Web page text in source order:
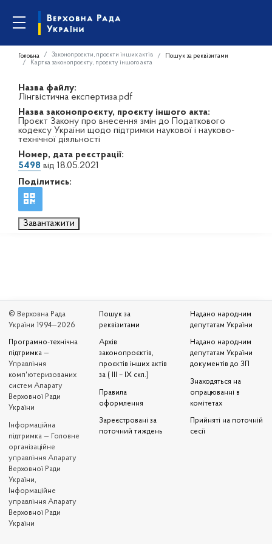
Головна Законопроєкти, проєкти інших актів
Пошук за реквізитами
Картка законопроєкту, проєкту іншого акта
Назва файлу:
Лінгвістична експертиза.pdf
Назва законопроєкту, проєкту іншого акта:
Проєкт Закону про внесення змін до Податкового
кодексу України щодо підтримки наукової і науково-
технічної діяльності
Номер, дата реєстрації:
5498 від 18.05.2021
Поділитись:
Завантажити
© Верховна Рада
України 1994—2026
Програмно-технічна
підтримка —
Управління
комп'ютеризованих
систем Апарату
Верховної Ради
України
Iнформаційна
підтримка — Головне
організаційне
управління Апарату
Верховної Ради
України,
Інформаційне
управління Апарату
Верховної Ради
України
Пошук за
реквізитами
Архів
законопроєктів,
проєктів інших актів
за ( III – IX скл.)
Правила
оформлення
Зареєстровані за
поточний тиждень
Надано народним
депутатам України
Надано народним
депутатам України
документів до ЗП
Знаходяться на
опрацюванні в
комітетах
Прийняті на поточній
сесії